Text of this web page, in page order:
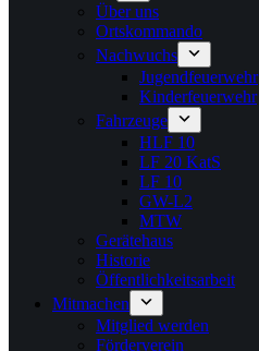
Über uns
Ortskommando
Nachwuchs
Jugendfeuerwehr
Kinderfeuerwehr
Fahrzeuge
HLF 10
LF 20 KatS
LF 10
GW-L2
MTW
Gerätehaus
Historie
Öffentlichkeitsarbeit
Mitmachen
Mitglied werden
Förderverein